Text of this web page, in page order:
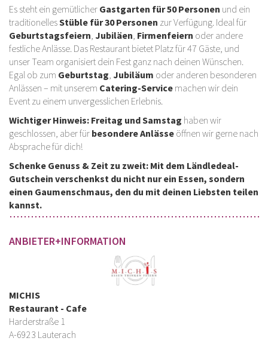
Es steht ein gemütlicher Gastgarten für 50 Personen und ein
traditionellesStüble für 30 Personen zur Verfügung. Ideal für
Geburtstagsfeiern, Jubiläen, Firmenfeiern oder andere
festliche Anlässe. Das Restaurant bietet Platz für 47 Gäste, und
unser Team organisiert dein Fest ganz nach deinen Wünschen.
Egal ob zum Geburtstag, Jubiläum oder anderen besonderen
Anlässen – mit unserem Catering-Service machen wir dein
Event zu einem unvergesslichen Erlebnis.
Wichtiger Hinweis: Freitag und Samstag haben wir
geschlossen, aber für besondere Anlässe öffnen wir gerne nach
Absprache für dich!
Schenke Genuss & Zeit zu zweit: Mit dem Ländledeal-
Gutschein verschenkst du nicht nur ein Essen, sondern
einen Gaumenschmaus, den du mit deinen Liebsten teilen
kannst.
ANBIETER+INFORMATION
MICHIS
Restaurant - Cafe
Harderstraße 1
A-6923 Lauterach